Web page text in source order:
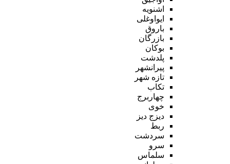
اشنویه
ایواوغلی
باروق
بازرگان
بوکان
پلدشت
پیرانشهر
تازه شهر
تکاب
چهاربرج
خوی
دیزج دیز
ربط
سردشت
سرو
سلماس